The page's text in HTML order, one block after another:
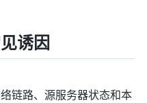
诱因
链路、源服务器状态和本